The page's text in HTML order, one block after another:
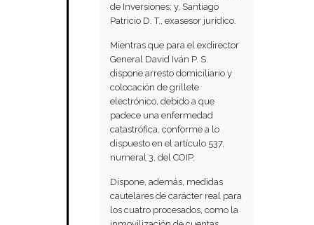
de Inversiones; y, Santiago
Patricio D. T., exasesor jurídico.
Mientras que para el exdirector
General David Iván P. S.
dispone arresto domiciliario y
colocación de grillete
electrónico, debido a que
padece una enfermedad
catastrófica, conforme a lo
dispuesto en el artículo 537,
numeral 3, del COIP.
Dispone, además, medidas
cautelares de carácter real para
los cuatro procesados, como la